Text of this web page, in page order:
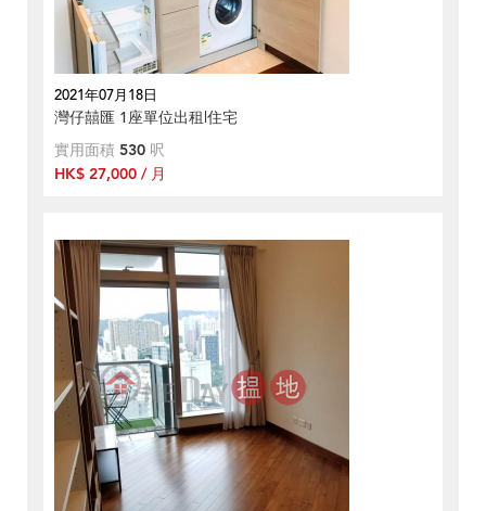
2021年07月18日
灣仔囍匯 1座單位出租|住宅
實用面積 530 呎
HK$ 27,000 / 月